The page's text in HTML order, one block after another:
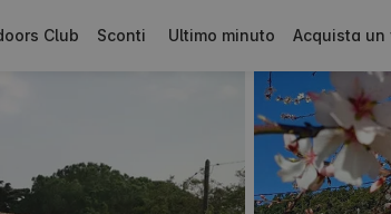
Club Sconti Ultimo minuto Acquista un